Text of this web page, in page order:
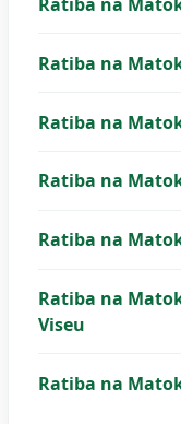
Ratiba na
Ratiba na
Ratiba na
Ratiba na
Ratiba na
Viseu
Ratiba na